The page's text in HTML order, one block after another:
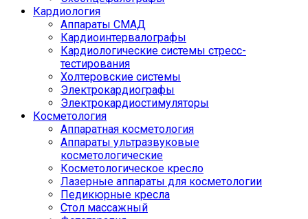
Кардиология
Аппараты СМАД
Кардиоинтервалографы
Кардиологические системы стресс-
тестирования
Холтеровские системы
Электрокардиографы
Электрокардиостимуляторы
Косметология
Аппаратная косметология
Аппараты ультразвуковые
косметологические
Косметологическое кресло
Лазерные аппараты для косметологии
Педикюрные кресла
Стол массажный